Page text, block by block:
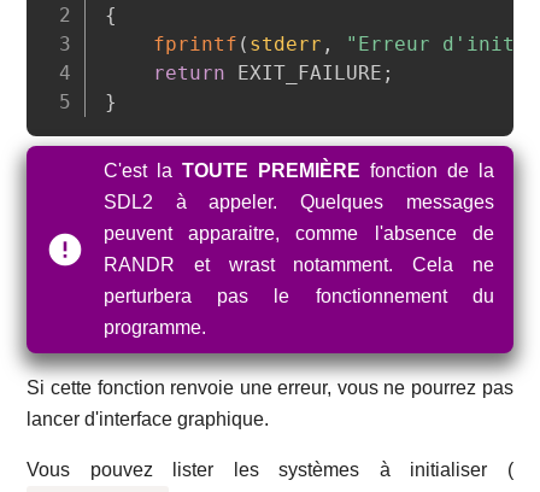
{
fprintf ( stderr ,
"Erreur
return EXIT_FAILURE ;
}
C'est laTOUTE PREMIÈRE fonction de la
SDL2 à appeler. Quelques messages
peuvent apparaitre, comme l'absence de
RANDR et wrast notamment. Cela ne
perturbera pas le fonctionnement du
programme.
Si cette fonction renvoie une erreur, vous ne pourrez pas
lancer d'interface graphique.
Vous pouvez lister les systèmes à initialiser (